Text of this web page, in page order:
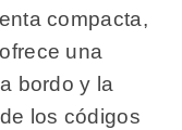
compacta,
una
bordo y la
los códigos